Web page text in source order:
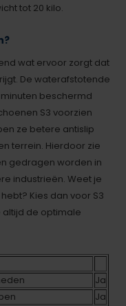
tot 20 kilo.
wat ervoor zorgt dat
De waterafstotende
beschermd
S3 voorzien
ze betere antislip
terrein. Hierdoor zie
gedragen worden in
industrieën. Weet je
Kies dan voor S3
de optimale
Ja
Ja